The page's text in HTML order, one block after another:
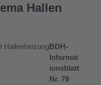
Hallen
BDH-
Informat
ionsblatt
Nr. 79